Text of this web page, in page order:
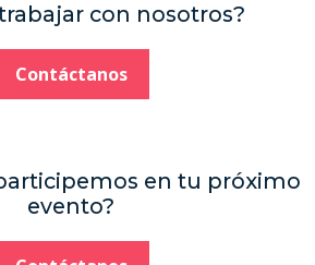
con nosotros?
Contáctanos
en tu próximo
evento?